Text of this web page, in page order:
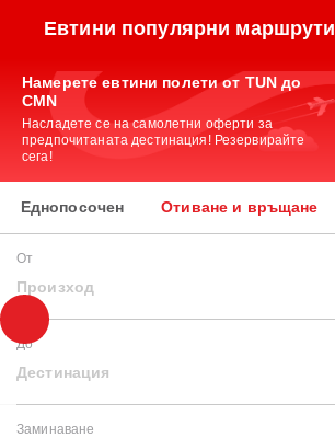
Евтини популярни маршрути
Намерете евтини полети от TUN до
CMN
Насладете се на самолетни оферти за
предпочитаната дестинация! Резервирайте
сега!
Еднопосочен Отиване и връщане
От
Произход
До
Дестинация
Заминаване